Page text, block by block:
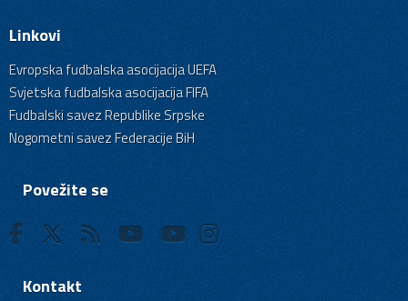
Linkovi
Evropska fudbalska asocijacija UEFA
Svjetska fudbalska asocijacija FIFA
Fudbalski savez Republike Srpske
Nogometni savez Federacije BiH
Povežite se
Kontakt